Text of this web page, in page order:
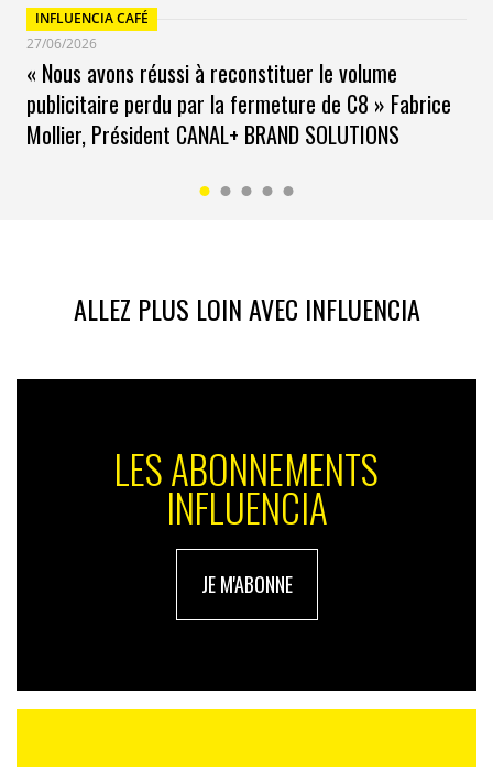
INFLUENCIA CAFÉ
27/06/2026
« Nous avons réussi à reconstituer le volume
publicitaire perdu par la fermeture de C8 » Fabrice
Mollier, Président CANAL+ BRAND SOLUTIONS
ALLEZ PLUS LOIN AVEC INFLUENCIA
LES ABONNEMENTS
INFLUENCIA
JE M'ABONNE